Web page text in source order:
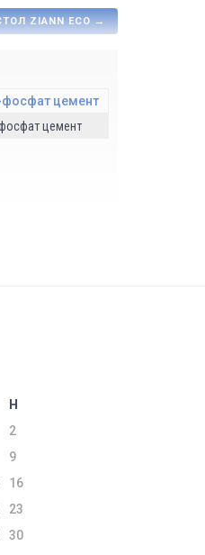
ZIANN ECO→
цемент
Н
2
9
16
23
30